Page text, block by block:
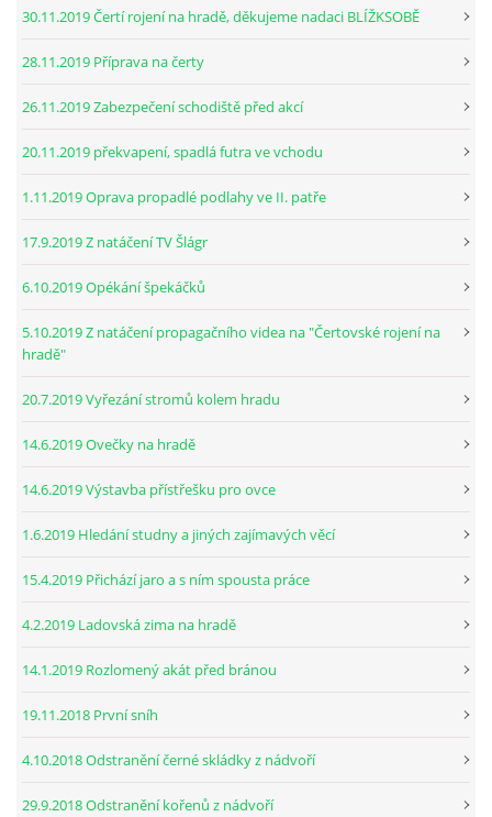
30.11.2019 Čertí rojení na hradě, děkujeme nadaci BLÍŽKSOBĚ
28.11.2019 Příprava na čerty
26.11.2019 Zabezpečení schodiště před akcí
20.11.2019 překvapení, spadlá futra ve vchodu
1.11.2019 Oprava propadlé podlahy ve II. patře
17.9.2019 Z natáčení TV Šlágr
6.10.2019 Opékání špekáčků
5.10.2019 Z natáčení propagačního videa na "Čertovské rojení na
hradě"
20.7.2019 Vyřezání stromů kolem hradu
14.6.2019 Ovečky na hradě
14.6.2019 Výstavba přístřešku pro ovce
1.6.2019 Hledání studny a jiných zajímavých věcí
15.4.2019 Přichází jaro a s ním spousta práce
4.2.2019 Ladovská zima na hradě
14.1.2019 Rozlomený akát před bránou
19.11.2018 První sníh
4.10.2018 Odstranění černé skládky z nádvoří
29.9.2018 Odstranění kořenů z nádvoří